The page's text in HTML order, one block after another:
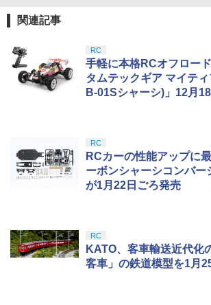
関連記事
RC
手軽に本格RCオフロー
タムテックギア マイテ
B-01Sシャーシ)」12月
RC
RCカーの性能アップに
ーボンシャーシコンバー
が1月22日ごろ発売
RC
KATO、客車輸送近代化
客車」の鉄道模型を1月